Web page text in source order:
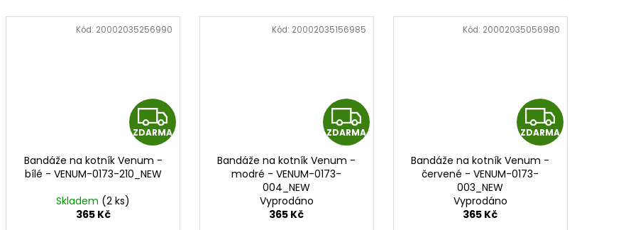
Z
D
ZDARMA
Bandáže na kotník Venum -
bílé - VENUM-0173-210_NEW
Skladem (2 ks)
365 Kč
Kód: 20002035256990
Z
D
ZDARMA
Bandáže na kotník Venum -
modré - VENUM-0173-
004_NEW
Vyprodáno
365 Kč
Kód: 20002035156985
Z
D
ZDARMA
Bandáže na kotník Venum -
červené - VENUM-0173-
003_NEW
Vyprodáno
365 Kč
Kód: 20002035056980